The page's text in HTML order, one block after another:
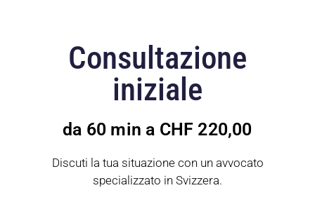
Consultazione
iniziale
da 60 min a CHF 220,00
Discuti la tua situazione con un avvocato
specializzato in Svizzera.